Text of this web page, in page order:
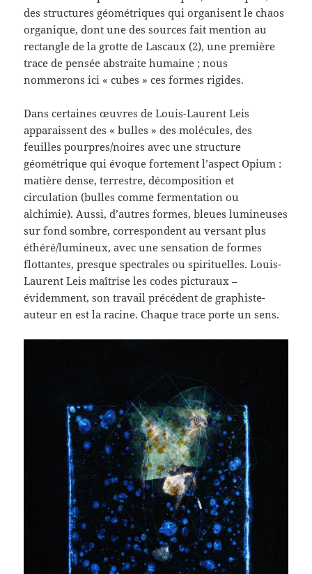
des structures géométriques qui organisent le chaos
organique, dont une des sources fait mention au
rectangle de la grotte de Lascaux (2), une première
trace de pensée abstraite humaine ; nous
nommerons ici « cubes » ces formes rigides.
Dans certaines œuvres de Louis-Laurent Leis
apparaissent des « bulles » des molécules, des
feuilles pourpres/noires avec une structure
géométrique qui évoque fortement l’aspect Opium :
matière dense, terrestre, décomposition et
circulation (bulles comme fermentation ou
alchimie). Aussi, d’autres formes, bleues lumineuses
sur fond sombre, correspondent au versant plus
éthéré/lumineux, avec une sensation de formes
flottantes, presque spectrales ou spirituelles. Louis-
Laurent Leis maîtrise les codes picturaux –
évidemment, son travail précédent de graphiste-
auteur en est la racine. Chaque trace porte un sens.